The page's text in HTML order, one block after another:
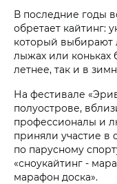
В последние годы
обретает кайтинг:
который выбирают
лыжах или коньках
летнее, так и в
На фестивале
полуострове,
профессионалы и
приняли участие в
по парусному
«сноукайтинг -
марафон доска».